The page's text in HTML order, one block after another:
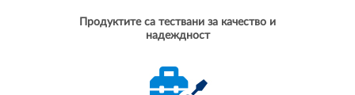
Продуктите са тествани за качество и
надеждност